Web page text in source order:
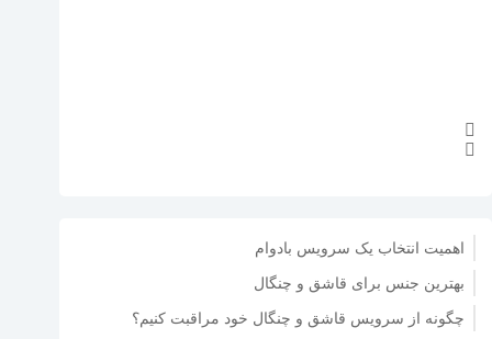
اهمیت انتخاب یک سرویس بادوام
بهترین جنس برای قاشق و چنگال
چگونه از سرویس قاشق و چنگال خود مراقبت کنیم؟